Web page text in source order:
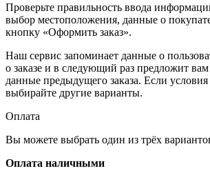
Проверьте правильность ввода
выбор местоположения, данные о
кнопку «Оформить заказ».
Наш сервис запоминает данные о
о заказе и в следующий раз предложит
данные предыдущего заказа. Если условия
выбирайте другие варианты.
Оплата
Вы можете выбрать один из трёх
Оплата наличными